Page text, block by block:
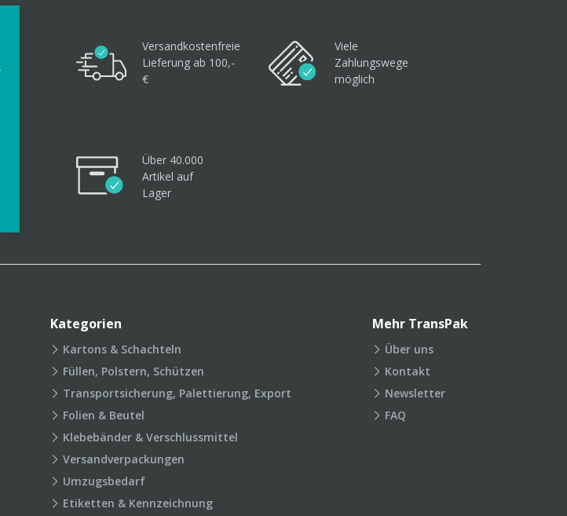
Versandkostenfreie
Lieferung ab 100,-
€
Viele
Zahlungswege
möglich
Über 40.000
Artikel auf
Lager
Kategorien
Kartons & Schachteln
Füllen, Polstern, Schützen
Transportsicherung, Palettierung, Export
Folien & Beutel
Klebebänder & Verschlussmittel
Versandverpackungen
Umzugsbedarf
Etiketten & Kennzeichnung
Mehr TransPak
Über uns
Kontakt
Newsletter
FAQ